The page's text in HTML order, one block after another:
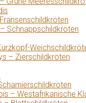
Schnappschildkröten
– Zierschildkröten
– Westafrikanische